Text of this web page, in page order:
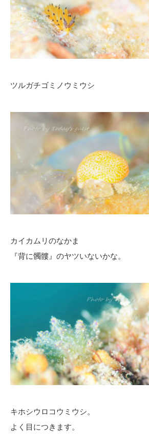
ツルガチゴミノウミウシ
カイカムリのなかま
『背に髑髏』のヤツいないかな。
キホシウロコウミウシ。
よく目につきます。